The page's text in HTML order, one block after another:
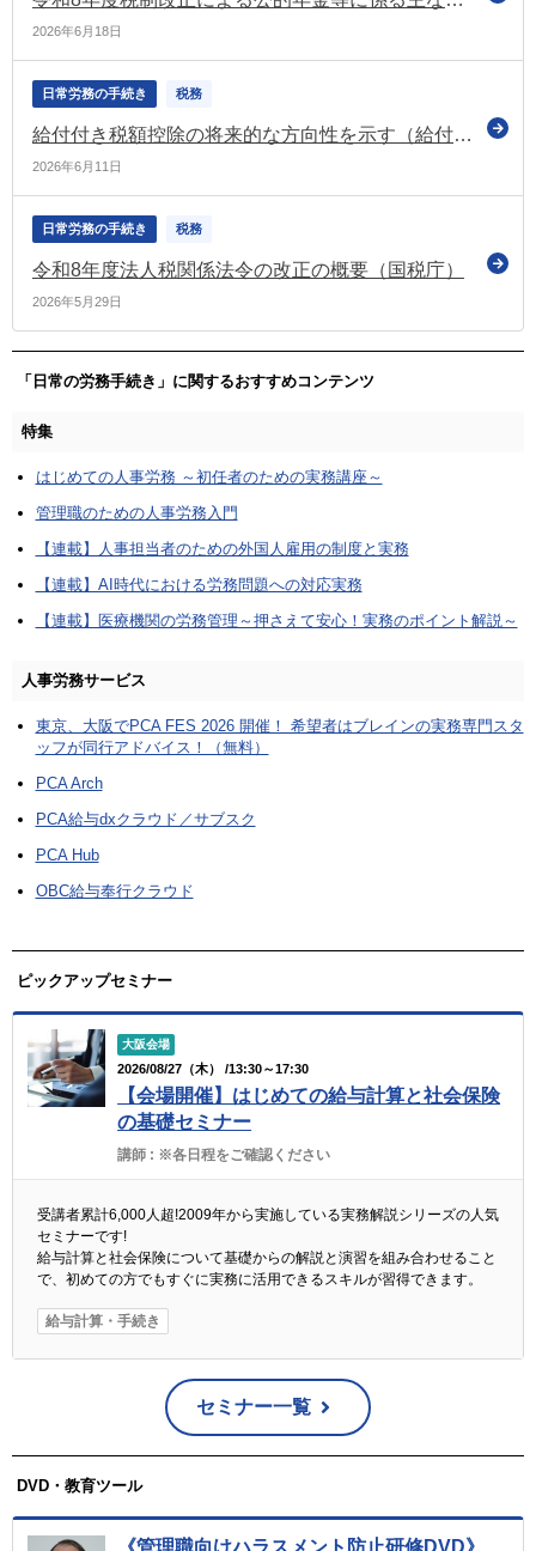
2026年6月18日
日常労務の手続き 税務
給付付き税額控除の将来的な方向性を示す（給付付き税額控除等に関する実務者会議）
2026年6月11日
日常労務の手続き 税務
令和8年度法人税関係法令の改正の概要（国税庁）
2026年5月29日
「日常の労務手続き」に関するおすすめコンテンツ
特集
はじめての人事労務 ～初任者のための実務講座～
管理職のための人事労務入門
【連載】人事担当者のための外国人雇用の制度と実務
【連載】AI時代における労務問題への対応実務
【連載】医療機関の労務管理～押さえて安心！実務のポイント解説～
人事労務サービス
東京、大阪でPCA FES 2026 開催！ 希望者はブレインの実務専門スタ
ッフが同行アドバイス！（無料）
PCA Arch
PCA給与dxクラウド／サブスク
PCA Hub
OBC給与奉行クラウド
ピックアップセミナー
大阪会場
2026/08/27（木） /13:30～17:30
【会場開催】はじめての給与計算と社会保険
の基礎セミナー
講師 : ※各日程をご確認ください
受講者累計6,000人超!2009年から実施している実務解説シリーズの人気
セミナーです!
給与計算と社会保険について基礎からの解説と演習を組み合わせること
で、初めての方でもすぐに実務に活用できるスキルが習得できます。
給与計算・手続き
セミナー一覧
DVD・教育ツール
《管理職向けハラスメント防止研修DVD》